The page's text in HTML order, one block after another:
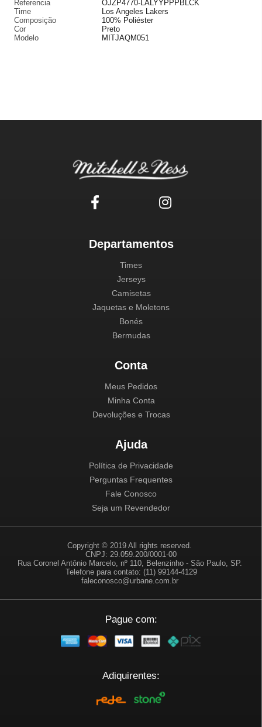
Referencia
OJZP4770-LALYYPPPBLCK
Time
Los Angeles Lakers
Composição
100% Poliéster
Cor
Preto
Modelo
MITJAQM051
Departamentos
Times
Jerseys
Camisetas
Jaquetas e Moletons
Bonés
Bermudas
Conta
Meus Pedidos
Minha Conta
Devoluções e Trocas
Ajuda
Política de Privacidade
Perguntas Frequentes
Fale Conosco
Seja um Revendedor
Copyright © 2019 All rights reserved.
CNPJ: 29.059.200/0001-00
Rua Coronel Antônio Marcelo, nº 110, Belenzinho - São Paulo, SP.
Telefone para contato: (11) 99144-4129
faleconosco@urbane.com.br
Pague com:
Adiquirentes: